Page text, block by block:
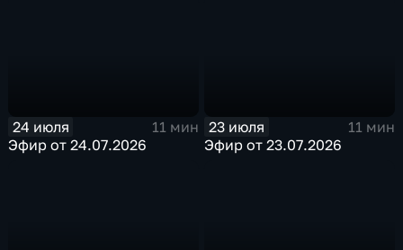
24 июля
11 мин
Эфир от 24.07.2026
23 июля
11 мин
Эфир от 23.07.2026